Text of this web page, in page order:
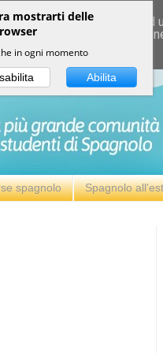
spagnolo Spagnolo
Your IP address and
quality of service,
mostrarti delle
in ogni momento
Abilita